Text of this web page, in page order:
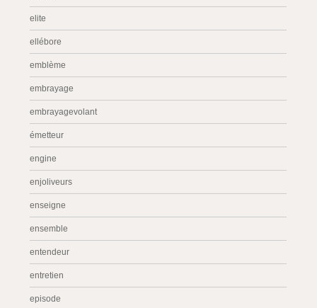
elite
ellébore
emblème
embrayage
embrayagevolant
émetteur
engine
enjoliveurs
enseigne
ensemble
entendeur
entretien
episode